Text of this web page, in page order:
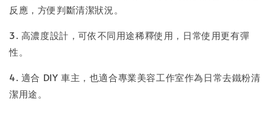
反應，方便判斷清潔狀況。
3. 高濃度設計，可依不同用途稀釋使用，日常使用更有彈
性。
4. 適合 DIY 車主，也適合專業美容工作室作為日常去鐵粉清
潔用途。